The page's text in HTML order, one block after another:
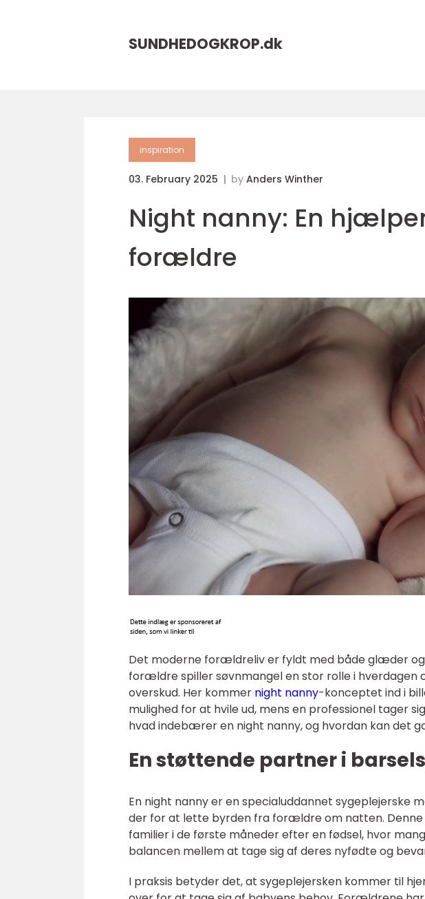
SUNDHEDOGKROP.dk
inspiration
03. February 2025 by Anders Winther
Night nanny: En
forældre
Det moderne forældreliv er fyldt med både glæder
forældre spiller søvnmangel en stor rolle i
overskud. Her kommer night nanny-konceptet ind i
mulighed for at hvile ud, mens en professionel tager
hvad indebærer en night nanny, og hvordan kan det
En støttende partner i
En night nanny er en specialuddannet sygeplejerske
der for at lette byrden fra forældre om natten.
familier i de første måneder efter en fødsel, hvor
balancen mellem at tage sig af deres nyfødte og
I praksis betyder det, at sygeplejersken kommer til